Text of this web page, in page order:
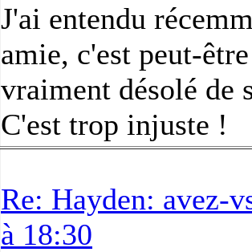
J'ai entendu
amie, c'est peut-
vraiment désolé de
C'est trop injuste !
Re: Hayden: avez-
à 18:30